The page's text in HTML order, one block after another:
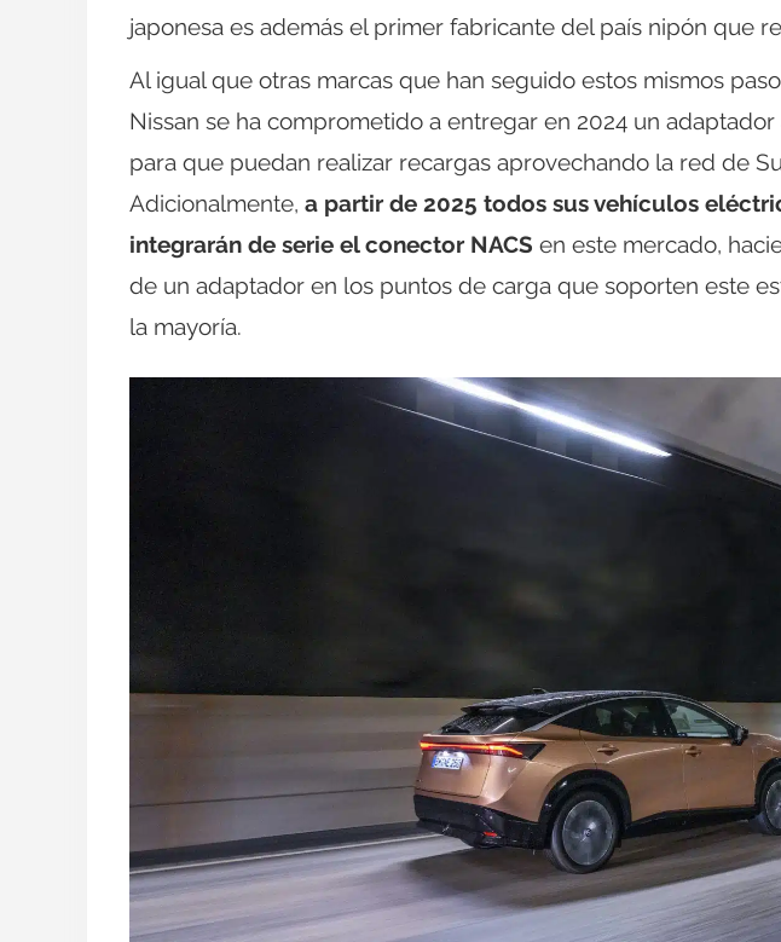
japonesa es además el primer fabricante del país nipón que
Al igual que otras marcas que han seguido estos mismos
Nissan se ha comprometido a entregar en 2024 un
para que puedan realizar recargas aprovechando la red de
Adicionalmente, a partir de 2025 todos sus vehículos
integrarán de serie el conector NACS en este mercado,
de un adaptador en los puntos de carga que soporten este
la mayoría.